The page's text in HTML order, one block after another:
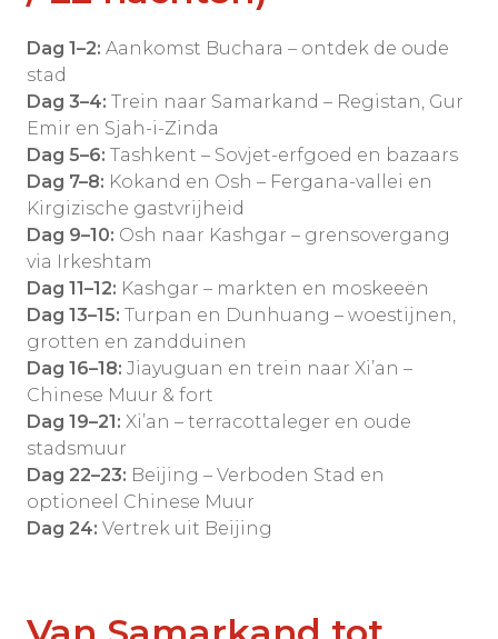
Dag 1–2: Aankomst Buchara – ontdek de oude
stad
Dag 3–4: Trein naar Samarkand – Registan, Gur
Emir en Sjah-i-Zinda
Dag 5–6: Tashkent – Sovjet-erfgoed en bazaars
Dag 7–8: Kokand en Osh – Fergana-vallei en
Kirgizische gastvrijheid
Dag 9–10: Osh naar Kashgar – grensovergang
via Irkeshtam
Dag 11–12: Kashgar – markten en moskeeën
Dag 13–15: Turpan en Dunhuang – woestijnen,
grotten en zandduinen
Dag 16–18: Jiayuguan en trein naar Xi’an –
Chinese Muur & fort
Dag 19–21: Xi’an – terracottaleger en oude
stadsmuur
Dag 22–23: Beijing – Verboden Stad en
optioneel Chinese Muur
Dag 24: Vertrek uit Beijing